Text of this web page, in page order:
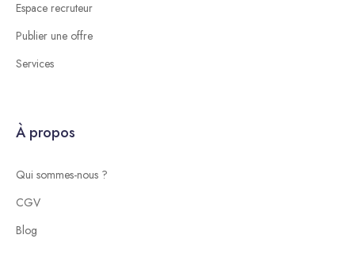
Espace recruteur
Publier une offre
Services
À propos
Qui sommes-nous ?
CGV
Blog